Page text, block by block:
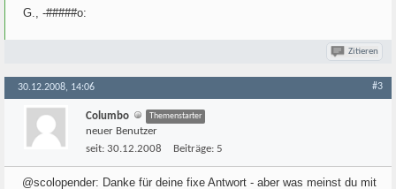
G., -#####o:
Zitieren
30.12.2008, 14:06 #3
Columbo Themenstarter
neuer Benutzer
seit: 30.12.2008 Beiträge: 5
@scolopender: Danke für deine fixe Antwort - aber was meinst du mit